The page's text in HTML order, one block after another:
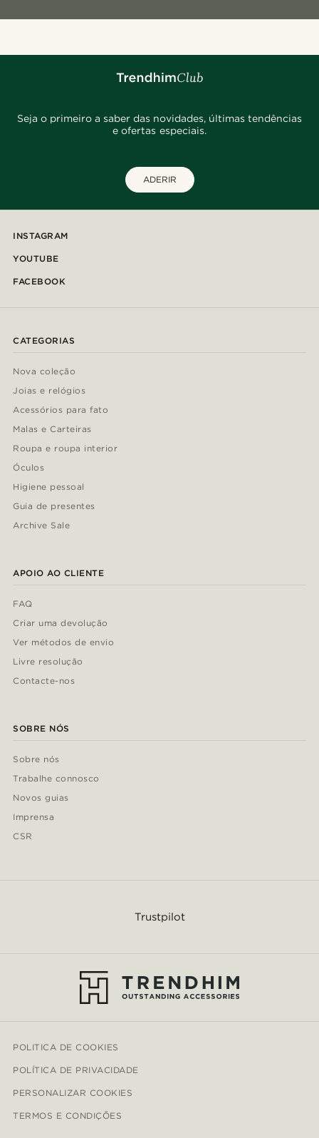
Seja o primeiro a saber das novidades, últimas tendências
e ofertas especiais.
ADERIR
INSTAGRAM
YOUTUBE
FACEBOOK
CATEGORIAS
Nova coleção
Joias e relógios
Acessórios para fato
Malas e Carteiras
Roupa e roupa interior
Óculos
Higiene pessoal
Guia de presentes
Archive Sale
APOIO AO CLIENTE
FAQ
Criar uma devolução
Ver métodos de envio
Livre resolução
Contacte-nos
SOBRE NÓS
Sobre nós
Trabalhe connosco
Novos guias
Imprensa
CSR
Trustpilot
POLITICA DE COOKIES
POLÍTICA DE PRIVACIDADE
PERSONALIZAR COOKIES
TERMOS E CONDIÇÕES